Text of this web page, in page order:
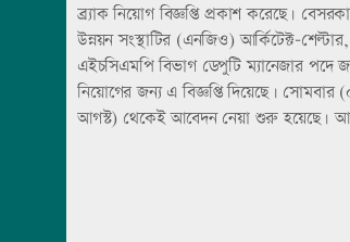
ব্র্যাক নিয়োগ বিজ্ঞপ্তি প্রকাশ করেছে।
উন্নয়ন সংস্থাটির (এনজিও) আর্কিটেক্ট-শেল্টার,
এইচসিএমপি বিভাগ ডেপুটি ম্যানেজার পদে
নিয়োগের জন্য এ বিজ্ঞপ্তি দিয়েছে। সোমবার
আগস্ট) থেকেই আবেদন নেয়া শুরু হয়েছে।